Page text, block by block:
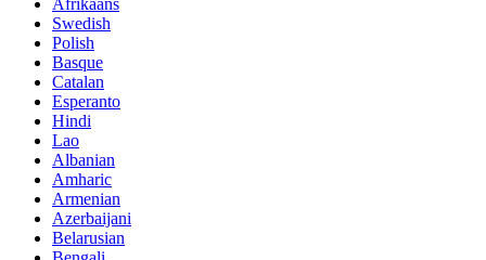
Swedish
Polish
Basque
Catalan
Esperanto
Hindi
Lao
Albanian
Amharic
Armenian
Azerbaijani
Belarusian